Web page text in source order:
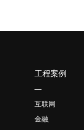
工程案例
—
互联网
金融